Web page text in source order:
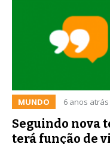
MUNDO 6 anos atrás
Seguindo nova
terá função de